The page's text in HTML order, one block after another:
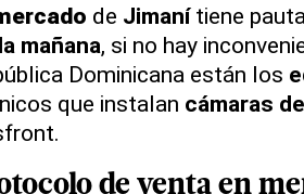
de Jimanítiene
mañana, si no hay
Dominicana están los
que instalan cámaras
de venta en